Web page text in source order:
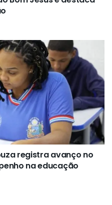
registra avanço no
na educação